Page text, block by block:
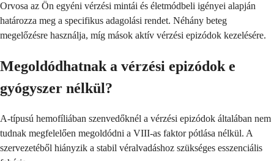
Orvosa az Ön egyéni vérzési mintái és életmódbeli igényei alapján
határozza meg a specifikus adagolási rendet. Néhány beteg
megelőzésre használja, míg mások aktív vérzési epizódok kezelésére.
Megoldódhatnak a vérzési epizódok e
gyógyszer nélkül?
A-típusú hemofíliában szenvedőknél a vérzési epizódok általában nem
tudnak megfelelően megoldódni a VIII-as faktor pótlása nélkül. A
szervezetéből hiányzik a stabil véralvadáshoz szükséges esszenciális